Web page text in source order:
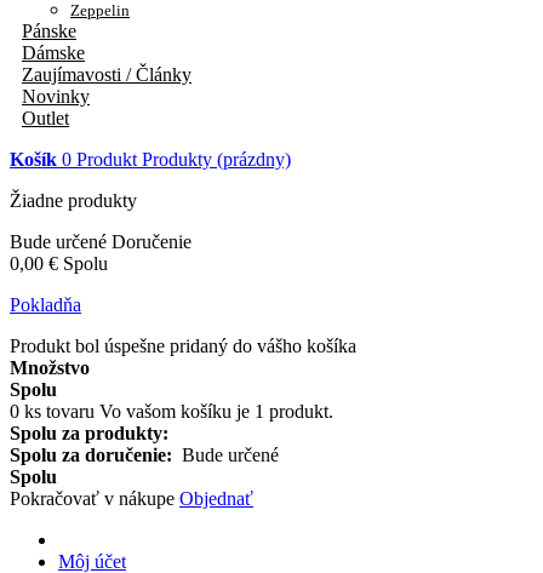
Zeppelin
Pánske
Dámske
Zaujímavosti / Články
Novinky
Outlet
Košík 0 Produkt Produkty (prázdny)
Žiadne produkty
Bude určené Doručenie
0,00 € Spolu
Pokladňa
Produkt bol úspešne pridaný do vášho košíka
Množstvo
Spolu
0 ks tovaru Vo vašom košíku je 1 produkt.
Spolu za produkty:
Spolu za doručenie: Bude určené
Spolu
Pokračovať v nákupe Objednať
Môj účet